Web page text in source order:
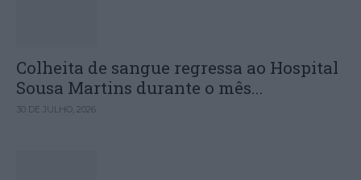
Colheita de sangue regressa ao Hospital
Sousa Martins durante o mês...
30 DE JULHO, 2026